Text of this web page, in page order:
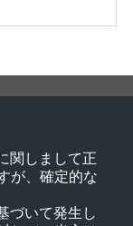
関しまして正
が、確定的な
づいて発生し